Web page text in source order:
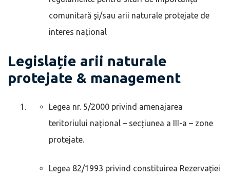
comunitară şi/sau arii naturale protejate de
interes național
Legislație arii naturale
protejate & management
Legea nr. 5/2000 privind amenajarea
teritoriului național – secțiunea a III-a – zone
protejate.
Legea 82/1993 privind constituirea Rezervației